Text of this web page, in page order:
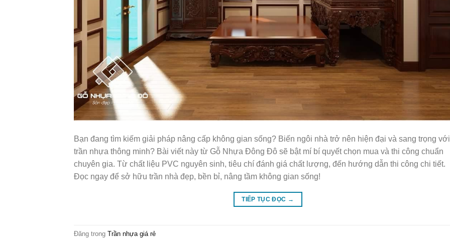
Bạn đang tìm kiếm giải pháp nâng cấp không gian sống? Biến ngôi nhà trở nên hiện đại và sang trọng với
trần nhựa thông minh? Bài viết này từ Gỗ Nhựa Đông Đô sẽ bật mí bí quyết chọn mua và thi công chuẩn
chuyên gia. Từ chất liệu PVC nguyên sinh, tiêu chí đánh giá chất lượng, đến hướng dẫn thi công chi tiết.
Đọc ngay để sở hữu trần nhà đẹp, bền bỉ, nâng tầm không gian sống!
TIẾP TỤC ĐỌC →
Đăng trong Trần nhựa giá rẻ